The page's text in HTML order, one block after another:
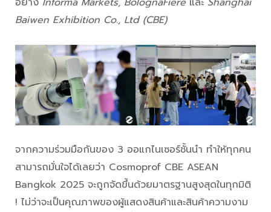
Baiwen Exhibition Co., Ltd (CBE)
จากความร่วมมือกันของ 3 ออแกไนเซอร์ชั้นนำ ทำให้ทุกคน
สามารถมั่นใจได้เลยว่า Cosmoprof CBE ASEAN
Bangkok 2025 จะถูกจัดขึ้นด้วยมาตรฐานสูงสุดในทุกมิติ
! ไม่ว่าจะเป็นคุณภาพของผู้แสดงสินค้าและสินค้าความงาม